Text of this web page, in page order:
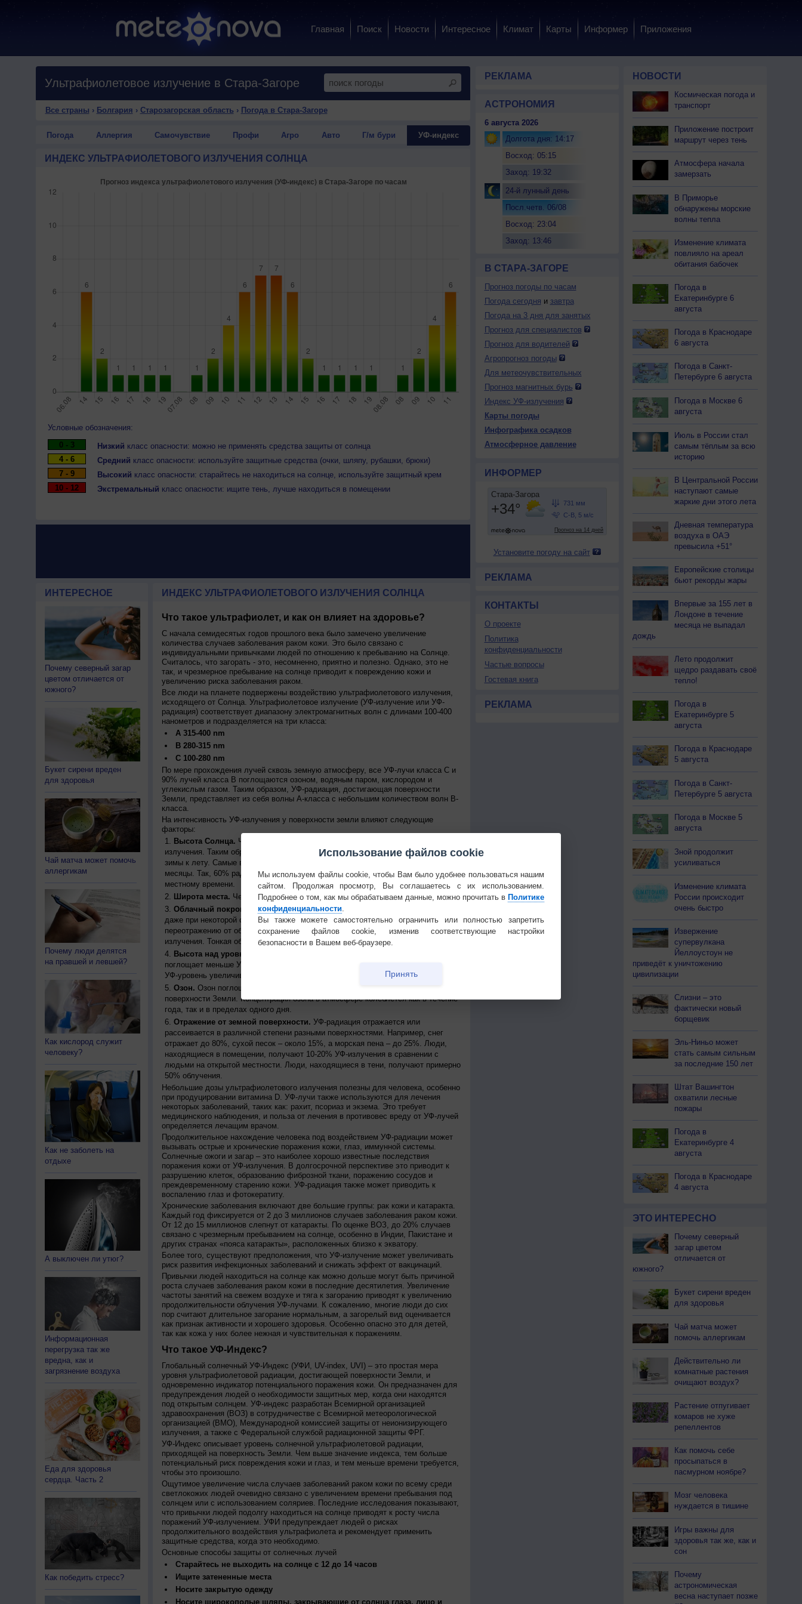
Главная Поиск Новости Интересное Климат Карты Информер Приложения
Ультрафиолетовое излучение в Стара-Загоре
Все страны › Болгария › Старозагорская область › Погода в Стара-Загоре
Погода Аллергия Самочувствие Профи Агро Авто Г/м бури УФ-индекс
ИНДЕКС УЛЬТРАФИОЛЕТОВОГО ИЗЛУЧЕНИЯ СОЛНЦА
Условные обозначения:
0 - 3
Низкий класс опасности: можно не применять средства защиты от солнца
4 - 6
Средний класс опасности: используйте защитные средства (очки, шляпу, рубашки, брюки)
7 - 9
Высокий класс опасности: старайтесь не находиться на солнце, используйте защитный крем
10 - 12
Экстремальный класс опасности: ищите тень, лучше находиться в помещении
ИНТЕРЕСНОЕ
Почему северный загар
цветом отличается от
южного?
Букет сирени вреден
для здоровья
Чай матча может помочь
аллергикам
Почему люди делятся
на правшей и левшей?
Как кислород служит
человеку?
Как не заболеть на
отдыхе
А выключен ли утюг?
Информационная
перегрузка так же
вредна, как и
загрязнение воздуха
Еда для здоровья
сердца. Часть 2
Как победить стресс?
ИНДЕКС УЛЬТРАФИОЛЕТОВОГО ИЗЛУЧЕНИЯ СОЛНЦА
Что такое ультрафиолет, и как он влияет на здоровье?
С начала семидесятых годов прошлого века было замечено увеличение
количества случаев заболевания раком кожи. Это было связано с
индивидуальными привычками людей по отношению к пребыванию на Солнце.
Считалось, что загорать - это, несомненно, приятно и полезно. Однако, это не
так, и чрезмерное пребывание на солнце приводит к повреждению кожи и
увеличению риска заболевания раком.
Все люди на планете подвержены воздействию ультрафиолетового излучения,
исходящего от Солнца. Ультрафиолетовое излучение (УФ-излучение или УФ-
радиация) соответствует диапазону электромагнитных волн с длинами 100-400
нанометров и подразделяется на три класса:
A 315-400 nm
B 280-315 nm
C 100-280 nm
По мере прохождения лучей сквозь земную атмосферу, все УФ-лучи класса C и
90% лучей класса B поглощаются озоном, водяным паром, кислородом и
углекислым газом. Таким образом, УФ-радиация, достигающая поверхности
Земли, представляет из себя волны А-класса с небольшим количеством волн В-
класса.
На интенсивность УФ-излучения у поверхности земли влияют следующие
факторы:
Высота Солнца. Чем выше Солнце над горизонтом, тем сильнее уровень УФ-
излучения. Таким образом, уровень излучения колеблется от дня к ночи и от
зимы к лету. Самые высокие уровни достигаются около полудня в летние
месяцы. Так, 60% радиации приходит примерно между 11 и 15 часами дня по
местному времени.
Широта места. Чем ближе к экватору, тем выше уровень УФ-радиации
Облачный покров.
Уровень УФ-радиации выше при безоблачном небе, но
даже при некоторой облачности, излучение может быть сильным, благодаря
переотражению от облаков, создавая, таким образом, рассеянные источники
излучения. Тонкая облачность может пропускать до 90% УФ-лучей.
Высота над уровнем моря.
поглощает меньше УФ-радиации, поступающей от Солнца. Каждые 1000 метров
УФ-уровень увеличивается примерно на 10%.
Озон. Озон поглощает часть УФ-радиации, которая иначе могла бы достичь
поверхности Земли. Концентрация озона в атмосфере колеблется как в течение
года, так и в пределах одного дня.
Отражение от земной поверхности. УФ-радиация отражается или
рассеивается в различной степени разными поверхностями. Например, снег
отражает до 80%, сухой песок – около 15%, а морская пена – до 25%. Люди,
находящиеся в помещении, получают 10-20% УФ-излучения в сравнении с
людьми на открытой местности. Люди, находящиеся в тени, получают примерно
50% облучения.
Небольшие дозы ультрафиолетового излучения полезны для человека, особенно
при продуцировании витамина D. УФ-лучи также используются для лечения
некоторых заболеваний, таких как: рахит, псориаз и экзема. Это требует
медицинского наблюдения, и польза от лечения в противовес вреду от УФ-лучей
определяется лечащим врачом.
Продолжительное нахождение человека под воздействием УФ-радиации может
вызывать острые и хронические поражения кожи, глаз, иммунной системы.
Солнечные ожоги и загар – это наиболее хорошо известные последствия
поражения кожи от УФ-излучения. В долгосрочной перспективе это приводит к
разрушению клеток, образованию фиброзной ткани, поражению сосудов и
преждевременному старению кожи. УФ-радиация также может приводить к
воспалению глаз и фотокератиту.
Хронические заболевания включают две большие группы: рак кожи и катаракта.
Каждый год фиксируется от 2 до 3 миллионов случаев заболевания раком кожи.
От 12 до 15 миллионов слепнут от катаракты. По оценке ВОЗ, до 20% случаев
связано с чрезмерным пребыванием на солнце, особенно в Индии, Пакистане и
других странах «пояса катаракты», расположенных близко к экватору.
Более того, существуют предположения, что УФ-излучение может увеличивать
риск развития инфекционных заболеваний и снижать эффект от вакцинаций.
Привычки людей находиться на солнце как можно дольше могут быть причиной
роста случаев заболевания раком кожи в последние десятилетия. Увеличение
частоты занятий на свежем воздухе и тяга к загоранию приводят к увеличению
продолжительности облучения УФ-лучами. К сожалению, многие люди до сих
пор считают длительное загорание нормальным, а загорелый вид оценивается
как признак активности и хорошего здоровья. Особенно опасно это для детей,
так как кожа у них более нежная и чувствительная к поражениям.
Что такое УФ-Индекс?
Глобальный солнечный УФ-Индекс (УФИ, UV-index, UVI) – это простая мера
уровня ультрафиолетовой радиации, достигающей поверхности Земли, и
одновременно индикатор потенциального поражения кожи. Он предназначен для
предупреждения людей о необходимости защитных мер, когда они находятся
под открытым солнцем. УФ-индекс разработан Всемирной организацией
здравоохранения (ВОЗ) в сотрудничестве с Всемирной метеорологической
организацией (ВМО), Международной комиссией защиты от неионизирующего
излучения, а также с Федеральной службой радиационной защиты ФРГ.
УФ-Индекс описывает уровень солнечной ультрафиолетовой радиации,
приходящей на поверхность Земли. Чем выше значение индекса, тем больше
потенциальный риск повреждения кожи и глаз, и тем меньше времени требуется,
чтобы это произошло.
Ощутимое увеличение числа случаев заболеваний раком кожи по всему среди
светлокожих людей очевидно связано с увеличением времени пребывания под
солнцем или с использованием соляриев. Последние исследования показывают,
что привычки людей подолгу находиться на солнце приводят к росту числа
поражений УФ-излучением. УФИ предупреждает людей о рисках
продолжительного воздействия ультрафиолета и рекомендует применить
защитные средства, когда это необходимо.
Основные способы защиты от солнечных лучей
Старайтесь не выходить на солнце с 12 до 14 часов
Ищите затененные места
Носите закрытую одежду
Носите широкополые шляпы, закрывающие от солнца глаза, лицо и
РЕКЛАМА
АСТРОНОМИЯ
6 августа 2026
Долгота дня: 14:17
Восход: 05:15
Заход: 19:32
24-й лунный день
Посл.четв. 06/08
Восход: 23:04
Заход: 13:46
В СТАРА-ЗАГОРЕ
Прогноз погоды по часам
Погода сегодня и завтра
Погода на 3 дня для занятых
Прогноз для специалистов
Прогноз для водителей
Агропрогноз погоды
Для метеочувствительных
Прогноз магнитных бурь
Индекс УФ-излучения
Карты погоды
Инфографика осадков
Атмосферное давление
ИНФОРМЕР
Установите погоду на сайт
РЕКЛАМА
КОНТАКТЫ
О проекте
Политика
конфиденциальности
Частые вопросы
Гостевая книга
РЕКЛАМА
НОВОСТИ
Космическая погода и
транспорт
Приложение построит
маршрут через тень
Атмосфера начала
замерзать
В Приморье
обнаружены морские
волны тепла
Изменение климата
повлияло на ареал
обитания бабочек
Погода в
Екатеринбурге 6
августа
Погода в Краснодаре
6 августа
Погода в Санкт-
Петербурге 6 августа
Погода в Москве 6
августа
Июль в России стал
самым тёплым за всю
историю
В Центральной России
наступают самые
жаркие дни этого лета
Дневная температура
воздуха в ОАЭ
превысила +51°
Европейские столицы
бьют рекорды жары
Впервые за 155 лет в
Лондоне в течение
месяца не выпадал
дождь
Лето продолжит
щедро раздавать своё
тепло!
Погода в
Екатеринбурге 5
августа
Погода в Краснодаре
5 августа
Погода в Санкт-
Петербурге 5 августа
Погода в Москве 5
августа
Зной продолжит
усиливаться
Изменение климата
России происходит
очень быстро
Извержение
супервулкана
Йеллоустоун не
приведёт к уничтожению
цивилизации
Слизни – это
фактически новый
борщевик
Эль-Ниньо может
стать самым сильным
за последние 150 лет
Штат Вашингтон
охватили лесные
пожары
Погода в
Екатеринбурге 4
августа
Погода в Краснодаре
4 августа
ЭТО ИНТЕРЕСНО
Почему северный
загар цветом
отличается от
южного?
Букет сирени вреден
для здоровья
Чай матча может
помочь аллергикам
Действительно ли
комнатные растения
очищают воздух?
Растение отпугивает
комаров не хуже
репеллентов
Как помочь себе
просыпаться в
пасмурном ноябре?
Мозг человека
нуждается в тишине
Игры важны для
здоровья так же, как и
сон
Почему
астрономическая
весна наступает позже
Использование файлов cookie
Мы используем файлы cookie, чтобы Вам было удобнее пользоваться нашим
сайтом. Продолжая просмотр, Вы соглашаетесь с их использованием.
Подробнее о том, как мы обрабатываем данные, можно прочитать в Политике
конфиденциальности.
Вы также можете самостоятельно ограничить или полностью запретить
сохранение файлов cookie, изменив соответствующие настройки
безопасности в Вашем веб-браузере.
Принять